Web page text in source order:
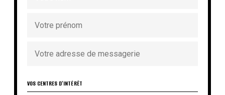
VOS CENTRES D'INTÉRÊT